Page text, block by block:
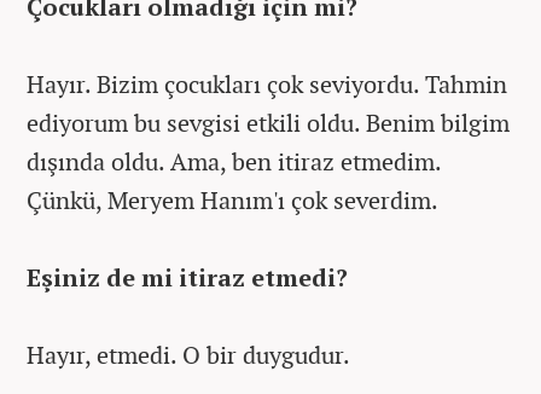
Çocukları olmadığı için mi?
Hayır. Bizim çocukları çok seviyordu. Tahmin
ediyorum bu sevgisi etkili oldu. Benim bilgim
dışında oldu. Ama, ben itiraz etmedim.
Çünkü, Meryem Hanım'ı çok severdim.
Eşiniz de mi itiraz etmedi?
Hayır, etmedi. O bir duygudur.